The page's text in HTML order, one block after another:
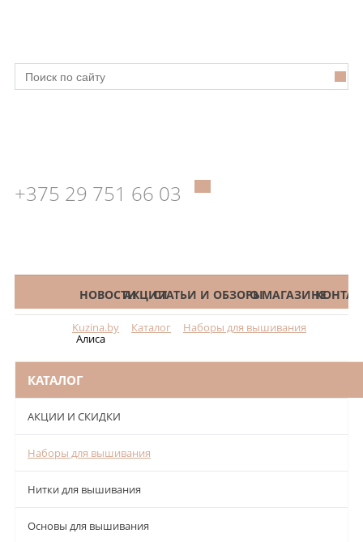
+375 29 751 66 03
КАТАЛОГНОВОСТИАКЦИИСТАТЬИ И ОБЗОРЫО МАГАЗИНЕ
Kuzina.by Каталог Наборы для вышивания
Алиса
КАТАЛОГ
АКЦИИ И СКИДКИ
Наборы для вышивания
Нитки для вышивания
Основы для вышивания